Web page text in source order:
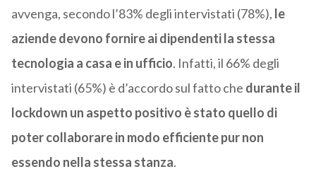
avvenga, secondo l’83% degli intervistati (78%), le
aziende devono fornire ai dipendenti la stessa
tecnologia a casa e in ufficio. Infatti, il 66% degli
intervistati (65%) è d’accordo sul fatto che durante il
lockdown un aspetto positivo è stato quello di
poter collaborare in modo efficiente pur non
essendo nella stessa stanza.